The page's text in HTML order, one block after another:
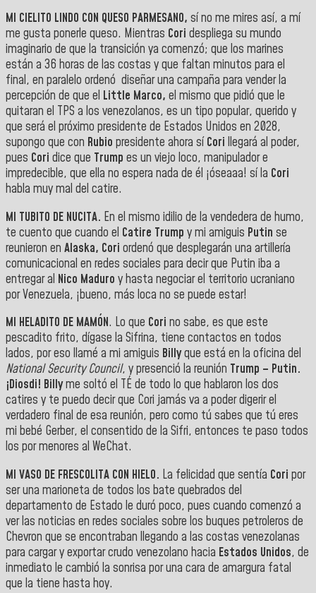
MI CIELITO LINDO CON QUESO PARMESANO, sí no me mires así, a mí
me gusta ponerle queso. Mientras Cori despliega su mundo
imaginario de que la transición ya comenzó; que los marines
están a 36 horas de las costas y que faltan minutos para el
final, en paralelo ordenó diseñar una campaña para vender la
percepción de que el Little Marco, el mismo que pidió que le
quitaran el TPS a los venezolanos, es un tipo popular, querido y
que será el próximo presidente de Estados Unidos en 2028,
supongo que con Rubio presidente ahora síCori llegará al poder,
pues Cori dice que Trump es un viejo loco, manipulador e
impredecible, que ella no espera nada de él ¡óseaaa! sí la Cori
habla muy mal del catire.
MI TUBITO DE NUCITA. En el mismo idilio de la vendedera de humo,
te cuento que cuando el Catire Trump y mi amiguis Putin se
reunieron en Alaska, Cori ordenó que desplegarán una artillería
comunicacional en redes sociales para decir que Putin iba a
entregar al Nico Maduro y hasta negociar el territorio ucraniano
por Venezuela, ¡bueno, más loca no se puede estar!
MI HELADITO DE MAMÓN. Lo que Cori no sabe, es que este
pescadito frito, dígase la Sifrina, tiene contactos en todos
lados, por eso llamé a mi amiguis Billyque está en la oficina del
National Security Council, y presenció la reunión Trump – Putin.
¡Diosdi! Billyme soltó el TÉ de todo lo que hablaron los dos
catires y te puedo decir que Cori jamás va a poder digerir el
verdadero final de esa reunión, pero como tú sabes que tú eres
mi bebé Gerber, el consentido de la Sifri, entonces te paso todos
los por menores al WeChat.
MI VASO DE FRESCOLITA CON HIELO. La felicidad que sentía Cori por
ser una marioneta de todos los bate quebrados del
departamento de Estado le duró poco, pues cuando comenzó a
ver las noticias en redes sociales sobre los buques petroleros de
Chevron que se encontraban llegando a las costas venezolanas
para cargar y exportar crudo venezolano hacia Estados Unidos, de
inmediato le cambió la sonrisa por una cara de amargura fatal
que la tiene hasta hoy.